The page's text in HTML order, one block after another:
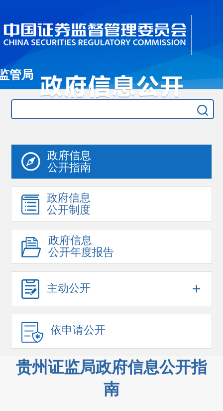
管局
政府信息
公开指南
政府信息
公开制度
政府信息
公开年度报告
主动公开 +
依申请公开
贵州证监局政府信息公开指
南